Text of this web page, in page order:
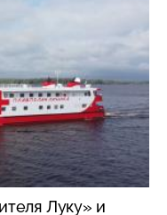
Луку» и